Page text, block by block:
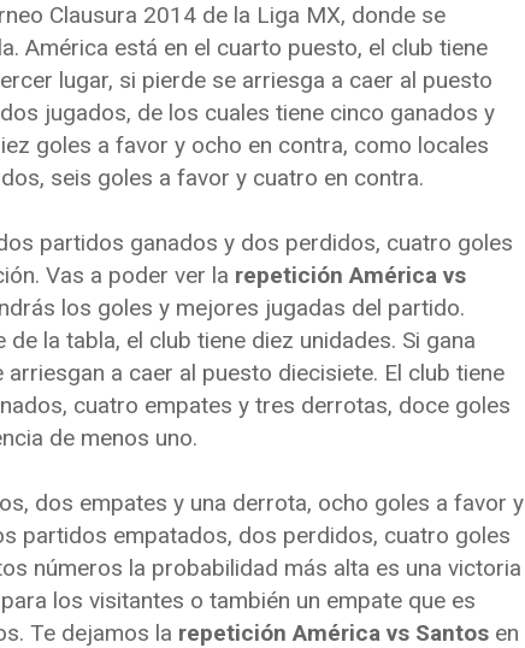
Clausura 2014 de la Liga MX, donde se
América está en el cuarto puesto, el club tiene
lugar, si pierde se arriesga a caer al puesto
jugados, de los cuales tiene cinco ganados y
goles a favor y ocho en contra, como locales
seis goles a favor y cuatro en contra.
partidos ganados y dos perdidos, cuatro goles
Vas a poder ver la repetición América vs
los goles y mejores jugadas del partido.
la tabla, el club tiene diez unidades. Si gana
a caer al puesto diecisiete. El club tiene
cuatro empates y tres derrotas, doce goles
de menos uno.
dos empates y una derrota, ocho goles a favor y
partidos empatados, dos perdidos, cuatro goles
números la probabilidad más alta es una victoria
los visitantes o también un empate que es
Te dejamos la repetición América vs Santos en